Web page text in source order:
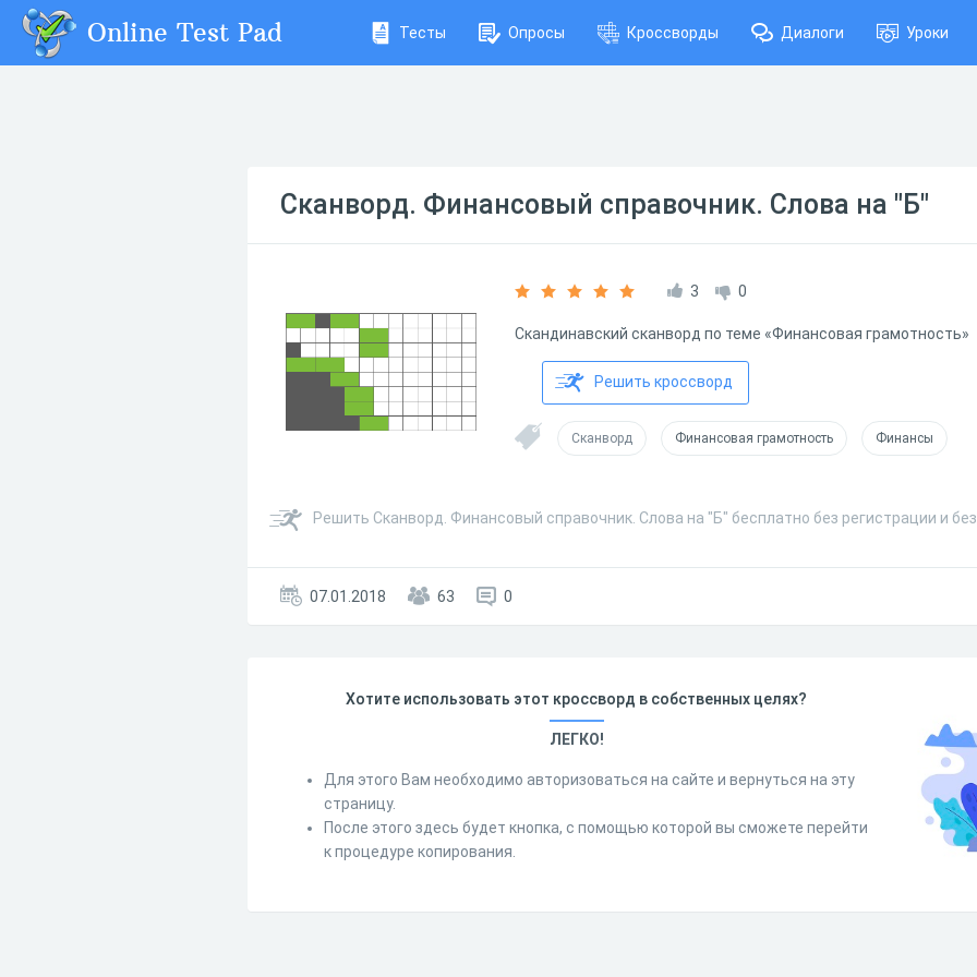
Online Test Pad Тесты Опросы Кроссворды Диалоги Уроки
Сканворд. Финансовый справочник. Слова на "Б"
3 0
Скандинавский сканворд по теме «Финансовая грамотность»
Решить кроссворд
Сканворд Финансовая грамотность Финансы
Решить Сканворд. Финансовый справочник. Слова на "Б" бесплатно без регистрации и
07.01.2018 63 0
Хотите использовать этот кроссворд в собственных целях?
ЛЕГКО!
Для этого Вам необходимо авторизоваться на сайте и вернуться на эту
страницу.
После этого здесь будет кнопка, с помощью которой вы сможете перейти
к процедуре копирования.